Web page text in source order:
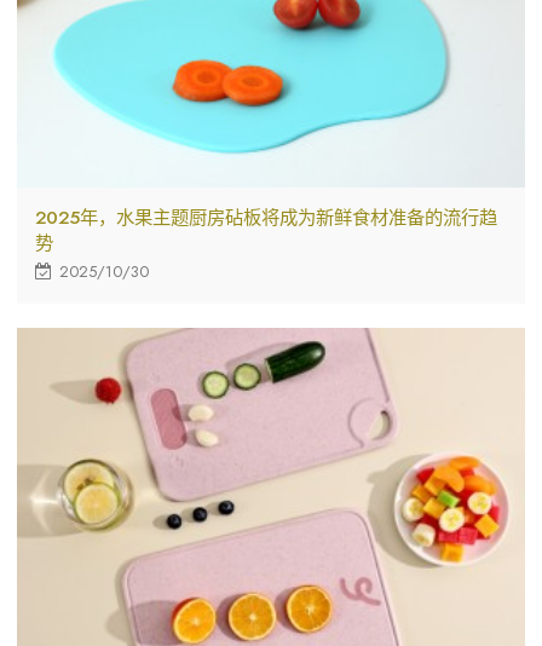
2025年，水果主题厨房砧板将成为新鲜食材准备的流行趋
势
2025/10/30